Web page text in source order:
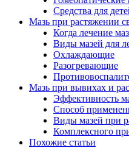
Средства для
Мазь при растяжении
Когда лечение
Виды мазей для
Охлаждающие
Разогревающие
Мазь при вывихах и
Эффективность
Способ
Виды мазей при
Комплексного
Похожие статьи